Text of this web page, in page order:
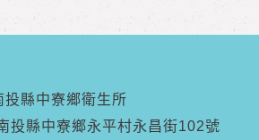
投縣中寮鄉衛生所
投縣中寮鄉永平村永昌街102號